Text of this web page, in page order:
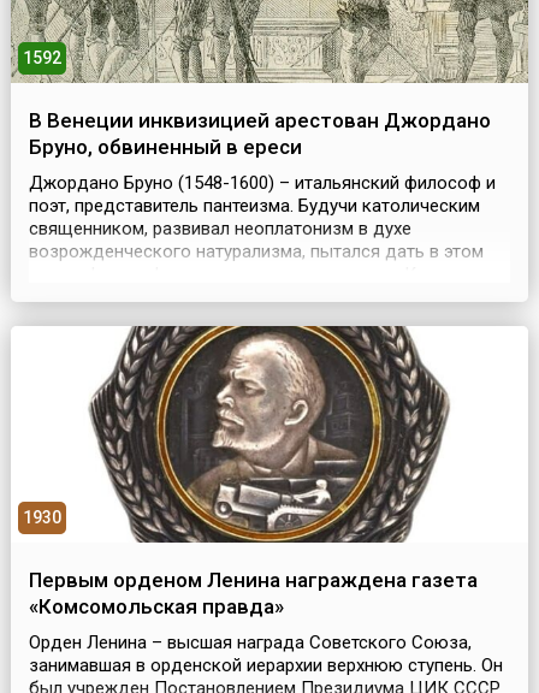
1592
В Венеции инквизицией арестован Джордано
Бруно, обвиненный в ереси
Джордано Бруно (1548-1600) – итальянский философ и
поэт, представитель пантеизма. Будучи католическим
священником, развивал неоплатонизм в духе
возрожденческого натурализма, пытался дать в этом
Обвиненный в ереси в 1576 году, Бруно бежал сначала в
город, занимался чтением лекций и сочинением...
1930
Первым орденом Ленина награждена газета
«Комсомольская правда»
Орден Ленина – высшая награда Советского Союза,
занимавшая в орденской иерархии верхнюю ступень. Он
был учрежден Постановлением Президиума ЦИК СССР